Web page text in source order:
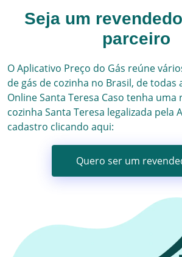
Seja um
parceiro
O Aplicativo Preço do Gás reúne
de gás de cozinha no Brasil, de todas
OnlineSanta Teresa Caso tenha uma
cozinha Santa Teresa legalizada pela
cadastro clicando aqui:
Quero ser um